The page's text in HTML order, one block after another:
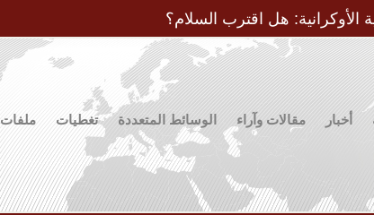
الأوكرانية: هل اقترب السلام؟
أخبار مقالات وآراء الوسائط المتعددة تغطيات ملفات